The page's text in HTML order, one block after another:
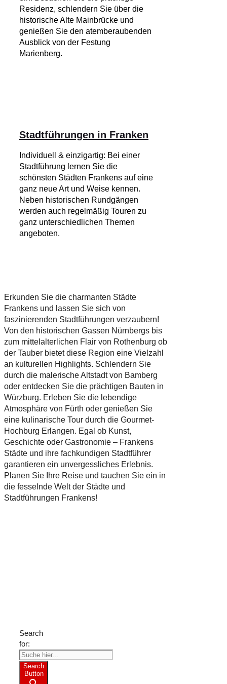
Residenz, schlendern Sie über die
historische Alte Mainbrücke und
genießen Sie den atemberaubenden
Ausblick von der Festung
Marienberg.
Stadtführungen in Franken
Individuell & einzigartig: Bei einer
Stadtführung lernen Sie die
schönsten Städten Frankens auf eine
ganz neue Art und Weise kennen.
Neben historischen Rundgängen
werden auch regelmäßig Touren zu
ganz unterschiedlichen Themen
angeboten.
Erkunden Sie die charmanten Städte
Frankens und lassen Sie sich von
faszinierenden Stadtführungen verzaubern!
Von den historischen Gassen Nürnbergs bis
zum mittelalterlichen Flair von Rothenburg ob
der Tauber bietet diese Region eine Vielzahl
an kulturellen Highlights. Schlendern Sie
durch die malerische Altstadt von Bamberg
oder entdecken Sie die prächtigen Bauten in
Würzburg. Erleben Sie die lebendige
Atmosphäre von Fürth oder genießen Sie
eine kulinarische Tour durch die Gourmet-
Hochburg Erlangen. Egal ob Kunst,
Geschichte oder Gastronomie – Frankens
Städte und ihre fachkundigen Stadtführer
garantieren ein unvergessliches Erlebnis.
Planen Sie Ihre Reise und tauchen Sie ein in
die fesselnde Welt der Städte und
Stadtführungen Frankens!
Search
for:
Search
Button